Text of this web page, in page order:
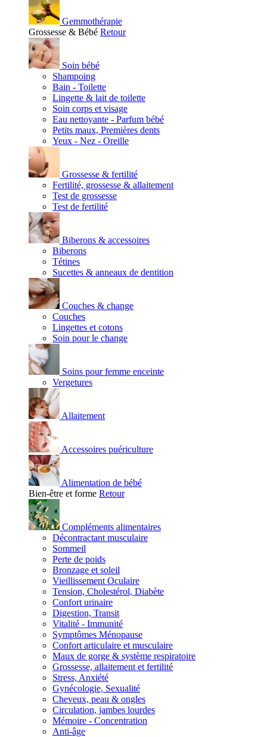
Gemmothérapie
Grossesse & Bébé Retour
Soin bébé
Shampoing
Bain - Toilette
Lingette & lait de toilette
Soin corps et visage
Eau nettoyante - Parfum bébé
Petits maux, Premières dents
Yeux - Nez - Oreille
Grossesse & fertilité
Fertilité, grossesse & allaitement
Test de grossesse
Test de fertilité
Biberons & accessoires
Biberons
Tétines
Sucettes & anneaux de dentition
Couches & change
Couches
Lingettes et cotons
Soin pour le change
Soins pour femme enceinte
Vergetures
Allaitement
Accessoires puériculture
Alimentation de bébé
Bien-être et forme Retour
Compléments alimentaires
Décontractant musculaire
Sommeil
Perte de poids
Bronzage et soleil
Vieillissement Oculaire
Tension, Cholestérol, Diabète
Confort urinaire
Digestion, Transit
Vitalité - Immunité
Symptômes Ménopause
Confort articulaire et musculaire
Maux de gorge & système respiratoire
Grossesse, allaitement et fertilité
Stress, Anxiété
Gynécologie, Sexualité
Cheveux, peau & ongles
Circulation, jambes lourdes
Mémoire - Concentration
Anti-âge